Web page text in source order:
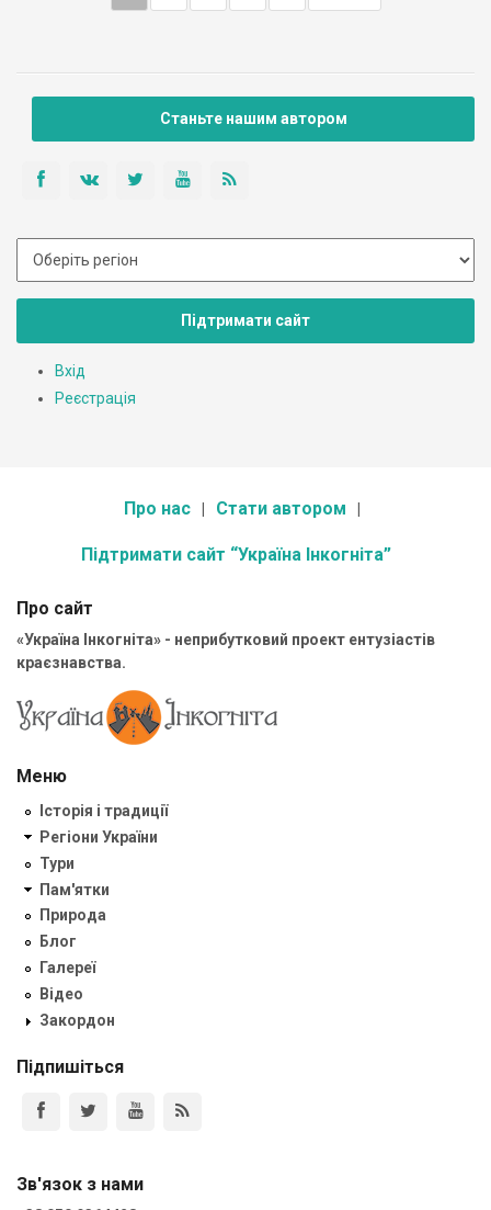
Станьте нашим автором
Підтримати сайт
Вхід
Реєстрація
Про нас Стати автором
Підтримати сайт “Україна Інкогніта”
Про сайт
«Україна Інкогніта» - неприбутковий проект ентузіастів
краєзнавства.
Меню
Історія і традиції
Регіони України
Тури
Пам'ятки
Природа
Блог
Галереї
Відео
Закордон
Підпишіться
Зв'язок з нами